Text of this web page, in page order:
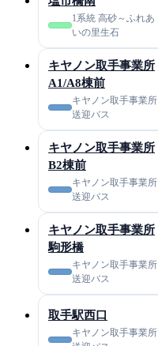
1系統 高砂～ふれあ
いの里生石
キヤノン取手事業所
A1/A8棟前
キヤノン取手事業所
送迎バス
キヤノン取手事業所
B2棟前
キヤノン取手事業所
送迎バス
キヤノン取手事業所
駒形橋
キヤノン取手事業所
送迎バス
取手駅西口
キヤノン取手事業所